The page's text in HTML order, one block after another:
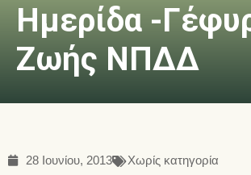
Ημερίδα -
Ζωής ΝΠΔΔ
28 Ιουνίου, 2013 Χωρίς κατηγορία